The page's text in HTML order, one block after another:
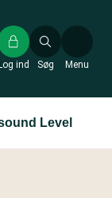
Søg
Log ind Menu
Level